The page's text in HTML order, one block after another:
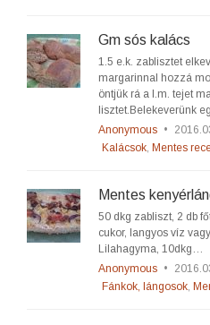
Gm sós kalács
1.5 e.k. zablisztet
margarinnal hozzá
öntjük rá a l.m. tejet
lisztet.Belekeverünk
Anonymous •
Kalácsok, Mentes
Mentes
50 dkg zabliszt, 2 db
cukor, langyos víz
Lilahagyma, 10dkg…
Anonymous •
Fánkok, lángosok,